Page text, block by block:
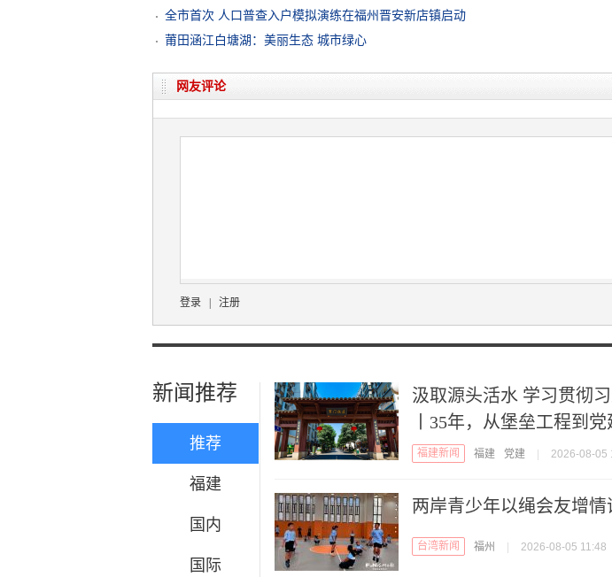
全市首次 人口普查入户模拟演练在福州晋安新店镇启动
莆田涵江白塘湖：美丽生态 城市绿心
网友评论
登录 注册
新闻推荐
推荐
福建
国内
国际
汲取源头活水 学习贯彻
丨35年，从堡垒工程到
福建新闻 福建 党建 2026-08-05
两岸青少年以绳会友增情
台湾新闻 福州 2026-08-05 11:48